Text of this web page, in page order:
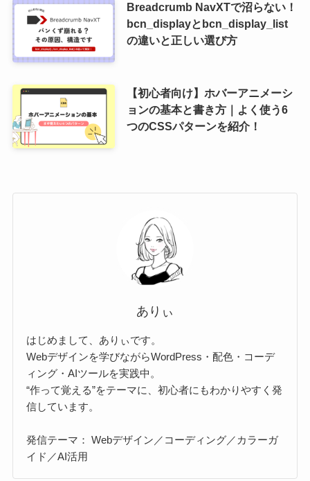
Breadcrumb NavXTで沼らない！
bcn_displayとbcn_display_list
の違いと正しい選び方
【初心者向け】ホバーアニメーシ
ョンの基本と書き方｜よく使う6
つのCSSパターンを紹介！
ありぃ
はじめまして、ありぃです。
Webデザインを学びながらWordPress・配色・コーデ
ィング・AIツールを実践中。
“作って覚える”をテーマに、初心者にもわかりやすく発
信しています。
発信テーマ： Webデザイン／コーディング／カラーガ
イド／AI活用